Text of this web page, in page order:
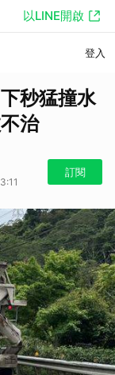
以LINE開啟
登入
秒猛撞水
治
訂閱